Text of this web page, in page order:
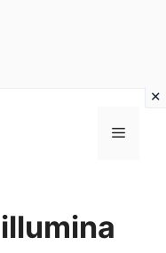
MENU